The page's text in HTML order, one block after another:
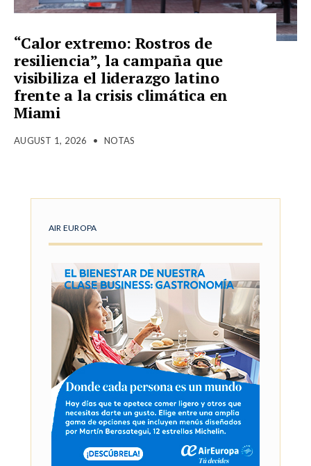
“Calor extremo: Rostros de
resiliencia”, la campaña que
visibiliza el liderazgo latino
frente a la crisis climática en
Miami
AUGUST 1, 2026 • NOTAS
AIR EUROPA